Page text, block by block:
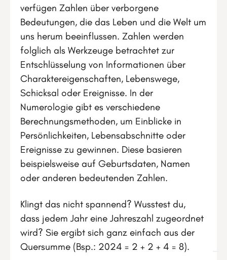
verfügen Zahlen über verborgene
Bedeutungen, die das Leben und die Welt um
uns herum beeinflussen. Zahlen werden
folglich als Werkzeuge betrachtet zur
Entschlüsselung von Informationen über
Charaktereigenschaften, Lebenswege,
Schicksal oder Ereignisse. In der
Numerologie gibt es verschiedene
Berechnungsmethoden, um Einblicke in
Persönlichkeiten, Lebensabschnitte oder
Ereignisse zu gewinnen. Diese basieren
beispielsweise auf Geburtsdaten, Namen
oder anderen bedeutenden Zahlen.
Klingt das nicht spannend? Wusstest du,
dass jedem Jahr eine Jahreszahl zugeordnet
wird? Sie ergibt sich ganz einfach aus der
Quersumme (Bsp.: 2024 = 2 + 2 + 4 = 8).